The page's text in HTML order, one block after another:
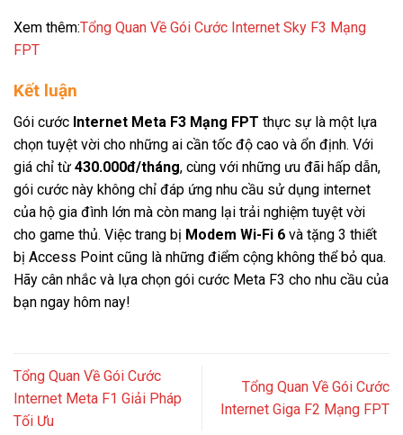
Xem thêm:Tổng Quan Về Gói Cước Internet Sky F3 Mạng
FPT
Kết luận
Gói cước Internet Meta F3 Mạng FPT thực sự là một lựa
chọn tuyệt vời cho những ai cần tốc độ cao và ổn định. Với
giá chỉ từ 430.000đ/tháng, cùng với những ưu đãi hấp dẫn,
gói cước này không chỉ đáp ứng nhu cầu sử dụng internet
của hộ gia đình lớn mà còn mang lại trải nghiệm tuyệt vời
cho game thủ. Việc trang bị Modem Wi-Fi 6 và tặng 3 thiết
bị Access Point cũng là những điểm cộng không thể bỏ qua.
Hãy cân nhắc và lựa chọn gói cước Meta F3 cho nhu cầu của
bạn ngay hôm nay!
Tổng Quan Về Gói Cước
Internet Meta F1 Giải Pháp
Tối Ưu
Tổng Quan Về Gói Cước
Internet Giga F2 Mạng FPT